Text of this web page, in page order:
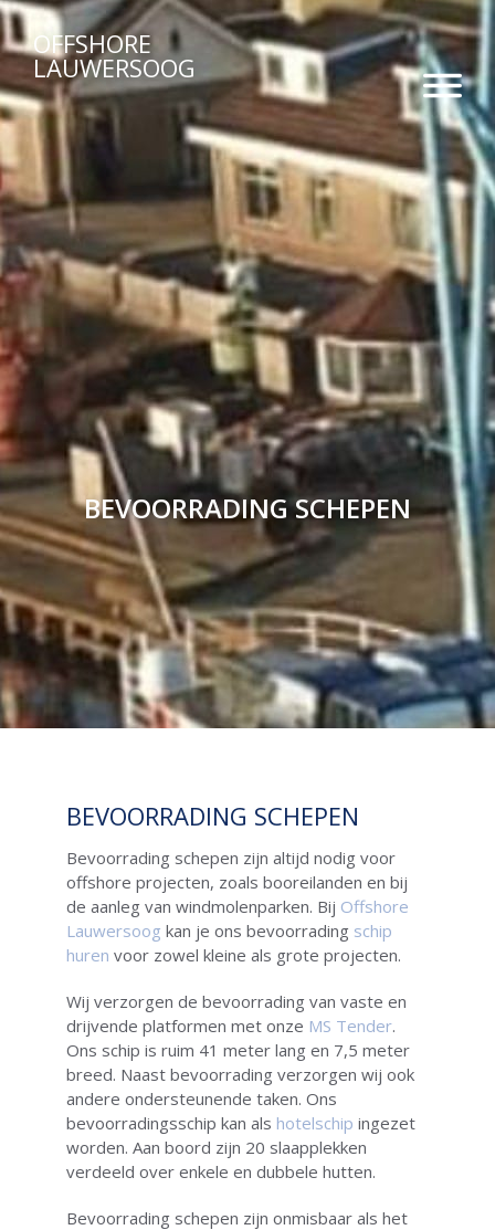
OFFSHORE
LAUWERSOOG
BEVOORRADING SCHEPEN
BEVOORRADING SCHEPEN
Bevoorrading schepen zijn altijd nodig voor
offshore projecten, zoals booreilanden en bij
de aanleg van windmolenparken. Bij Offshore
Lauwersoog kan je ons bevoorrading schip
huren voor zowel kleine als grote projecten.
Wij verzorgen de bevoorrading van vaste en
drijvende platformen met onze MS Tender.
Ons schip is ruim 41 meter lang en 7,5 meter
breed. Naast bevoorrading verzorgen wij ook
andere ondersteunende taken. Ons
bevoorradingsschip kan als hotelschip ingezet
worden. Aan boord zijn 20 slaapplekken
verdeeld over enkele en dubbele hutten.
Bevoorrading schepen zijn onmisbaar als het